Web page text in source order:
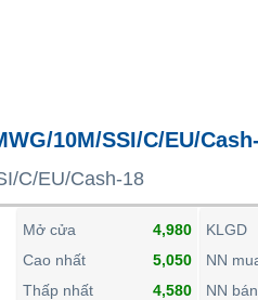
10M/SSI/C/EU/
C/EU/Cash-18
Mở cửa
4,980
Cao nhất
5,050
Thấp nhất
4,580
KLGD
NN
NN bán